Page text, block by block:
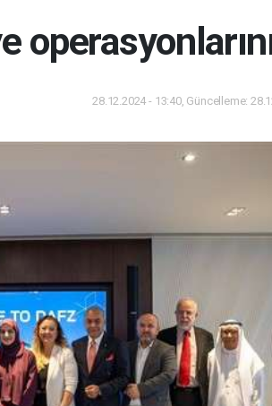
28.12.2024 - 13:40, Güncelleme: